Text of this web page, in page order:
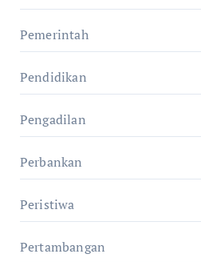
Pemerintah
Pendidikan
Pengadilan
Perbankan
Peristiwa
Pertambangan